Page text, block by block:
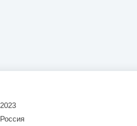
2023
Россия